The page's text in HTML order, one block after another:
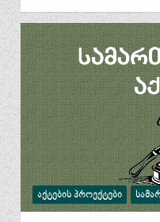
ᲐᲥᲢᲔᲑᲘᲡ ᲞᲠᲝᲔᲥᲢᲔᲑᲘ